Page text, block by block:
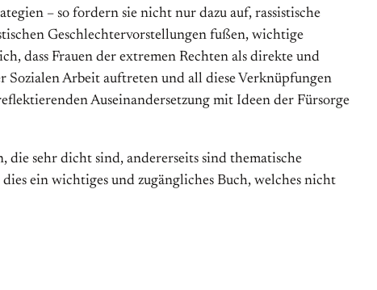
– so fordern sie nicht nur dazu auf, rassistische
Geschlechtervorstellungen fußen, wichtige
dass Frauen der extremen Rechten als direkte und
Arbeit auftreten und all diese Verknüpfungen
Auseinandersetzung mit Ideen der Fürsorge
sehr dicht sind, andererseits sind thematische
ein wichtiges und zugängliches Buch, welches nicht